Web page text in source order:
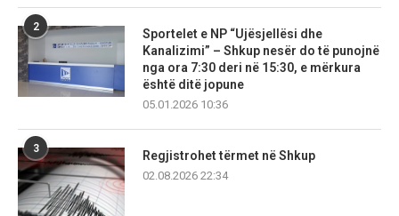
2
Sportelet e NP “Ujësjellësi dhe
Kanalizimi” – Shkup nesër do të punojnë
nga ora 7:30 deri në 15:30, e mërkura
është ditë jopune
05.01.2026 10:36
3
Regjistrohet tërmet në Shkup
02.08.2026 22:34